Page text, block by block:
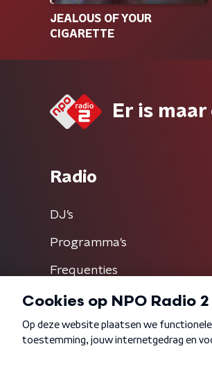
JEALOUS OF YOUR
CIGARETTE
Er is maar
Radio
DJ’s
Programma's
Frequenties
Algemene voorwaarden